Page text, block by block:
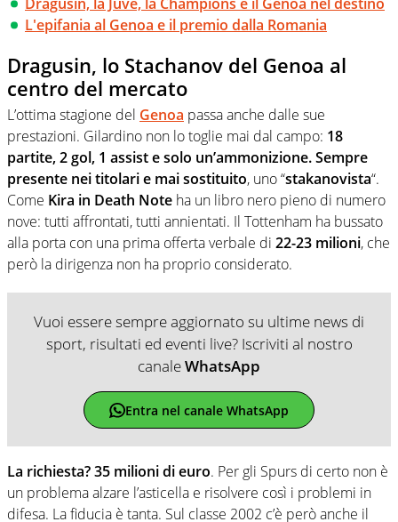
L'epifania al Genoa e il premio dalla Romania
Dragusin, lo Stachanov del Genoa al
centro del mercato
L’ottima stagione del Genoa passa anche dalle sue
prestazioni. Gilardino non lo toglie mai dal campo: 18
partite, 2 gol, 1 assist e solo un’ammonizione. Sempre
presente nei titolari e mai sostituito, uno “stakanovista“.
Come Kira in Death Note ha un libro nero pieno di numero
nove: tutti affrontati, tutti annientati. Il Tottenham ha bussato
alla porta con una prima offerta verbale di 22-23 milioni, che
però la dirigenza non ha proprio considerato.
Vuoi essere sempre aggiornato su ultime news di
sport, risultati ed eventi live? Iscriviti al nostro
canaleWhatsApp
Entra nel canale WhatsApp
La richiesta? 35 milioni di euro. Per gli Spurs di certo non è
un problema alzare l’asticella e risolvere così i problemi in
difesa. La fiducia è tanta. Sul classe 2002 c’è però anche il